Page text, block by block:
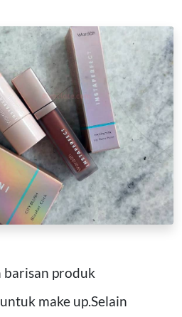
barisan produk
make up.Selain